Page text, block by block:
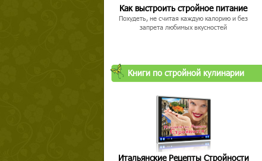
Как выстроить стройное питание
Похудеть, не считая каждую калорию и без
запрета любимых вкусностей
Книги по стройной кулинарии
Итальянские Рецепты Стройности